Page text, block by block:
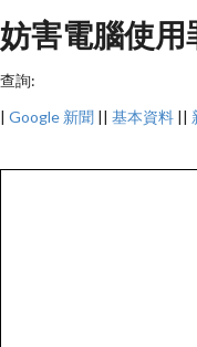
妨害電腦使用
查詢:
| Google 新聞 || 基本資料 ||